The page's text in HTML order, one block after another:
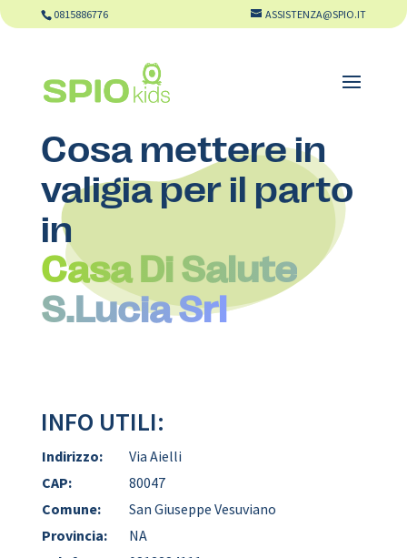
0815886776 ASSISTENZA@SPIO.IT
Cosa mettere in
valigia per il parto
in
Casa Di Salute
S.Lucia Srl
INFO UTILI:
Indirizzo:
Via Aielli
CAP:
80047
Comune:
San Giuseppe Vesuviano
Provincia:
NA